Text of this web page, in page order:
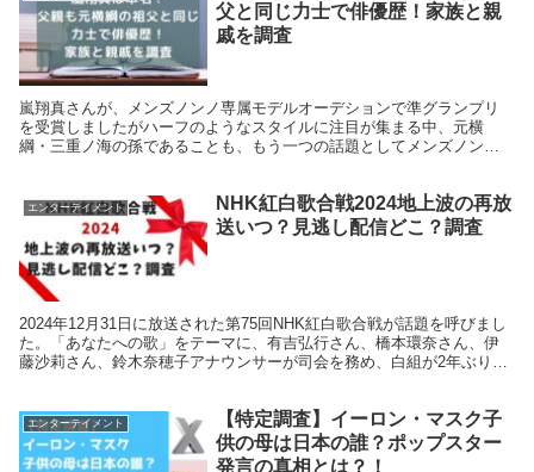
父と同じ力士で俳優歴！家族と親
戚を調査
嵐翔真さんが、メンズノンノ専属モデルオーデションで準グランプリ
を受賞しましたがハーフのようなスタイルに注目が集まる中、元横
綱・三重ノ海の孫であることも、もう一つの話題としてメンズノンノ
エンターテイメント
NHK紅白歌合戦2024地上波の再放
送いつ？見逃し配信どこ？調査
2024年12月31日に放送された第75回NHK紅白歌合戦が話題を呼びまし
た。「あなたへの歌」をテーマに、有吉弘行さん、橋本環奈さん、伊
藤沙莉さん、鈴木奈穂子アナウンサーが司会を務め、白組が2年ぶりの
エンターテイメント
【特定調査】イーロン・マスク子
供の母は日本の誰？ポップスター
発言の真相とは？！